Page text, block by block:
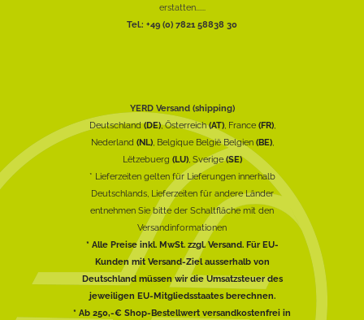
erstatten......
Tel.: +49 (0) 7821 58838 30
YERD Versand (shipping)
Deutschland(DE), Österreich(AT), France (FR),
Nederland (NL), Belgique België Belgien (BE),
Lëtzebuerg (LU), Sverige(SE)
* Lieferzeiten gelten für Lieferungen innerhalb
Deutschlands, Lieferzeiten für andere Länder
entnehmen Sie bitte der Schaltfläche mit den
Versandinformationen
* Alle Preise inkl. MwSt. zzgl. Versand. Für EU-
Kunden mit Versand-Ziel ausserhalb von
Deutschland müssen wir die Umsatzsteuer des
jeweiligen EU-Mitgliedsstaates berechnen.
* Ab 250,-€ Shop-Bestellwert versandkostenfrei in